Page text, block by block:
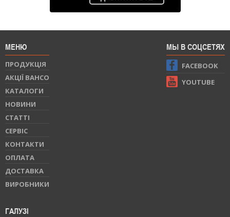
МЕНЮ
ПРОДУКЦIЯ
АКЦІЇ BAHCO
КАТАЛОГИ
НОВИНИ
СТАТТI
СЕРВIС
КОНТАКТИ
ОПЛАТА
ДОСТАВКА
ВИРОБНИКИ
ГАЛУЗІ
МЫ В СОЦСЕТЯХ
FACEBOOK
YOUTUBE